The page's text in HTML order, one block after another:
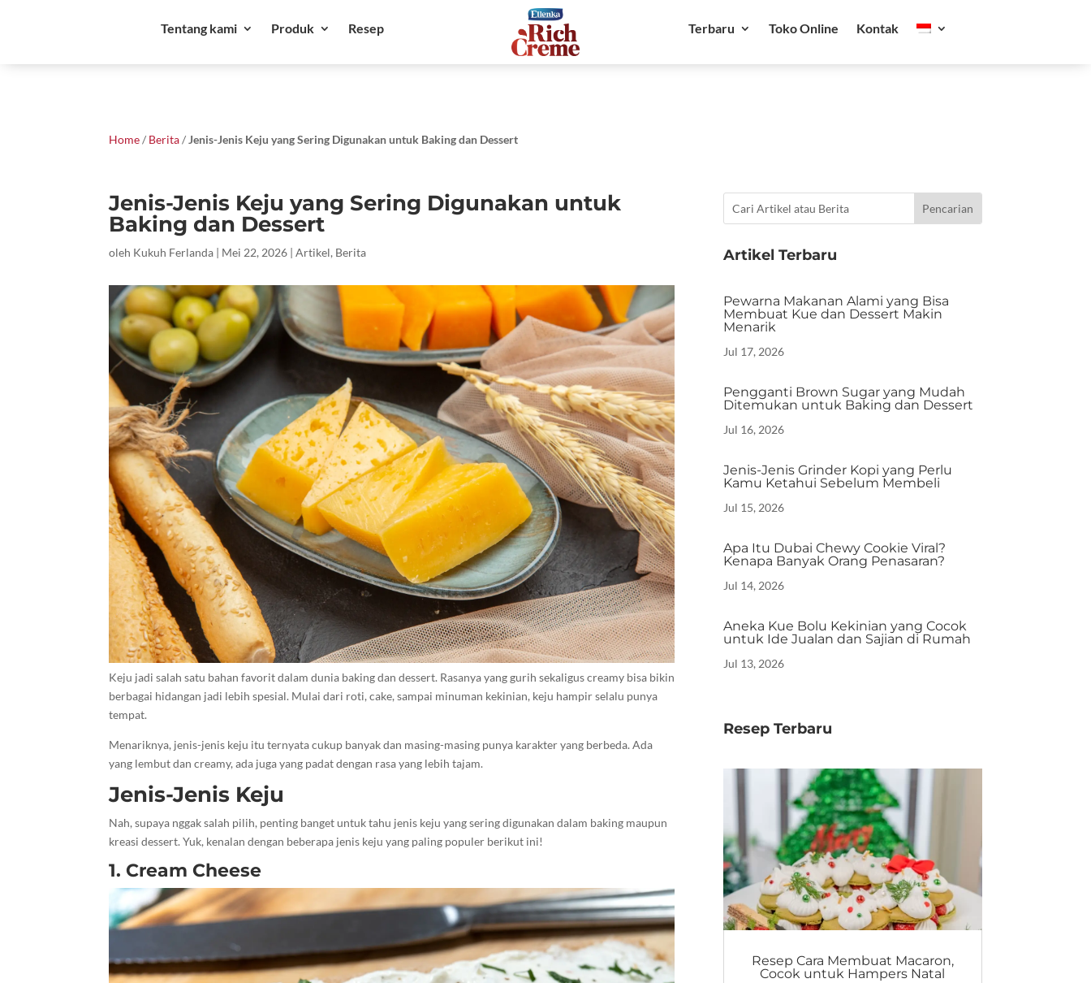
Tentang kami Produk Resep Terbaru Toko Online Kontak
Home/ Berita/ Jenis-Jenis Keju yang Sering Digunakan untuk Baking dan Dessert
Jenis-Jenis Keju yang Sering Digunakan untuk
Baking dan Dessert
oleh Kukuh Ferlanda | Mei 22, 2026 |Artikel, Berita
Keju jadi salah satu bahan favorit dalam dunia baking dan dessert. Rasanya yang gurih sekaligus creamy bisa bikin
berbagai hidangan jadi lebih spesial. Mulai dari roti, cake, sampai minuman kekinian, keju hampir selalu punya
tempat.
Menariknya, jenis-jenis keju itu ternyata cukup banyak dan masing-masing punya karakter yang berbeda. Ada
yang lembut dan creamy, ada juga yang padat dengan rasa yang lebih tajam.
Jenis-Jenis Keju
Nah, supaya nggak salah pilih, penting banget untuk tahu jenis keju yang sering digunakan dalam baking maupun
kreasi dessert. Yuk, kenalan dengan beberapa jenis keju yang paling populer berikut ini!
1. Cream Cheese
Artikel Terbaru
Pewarna Makanan Alami yang Bisa
Membuat Kue dan Dessert Makin
Menarik
Jul 17, 2026
Pengganti Brown Sugar yang Mudah
Ditemukan untuk Baking dan Dessert
Jul 16, 2026
Jenis-Jenis Grinder Kopi yang Perlu
Kamu Ketahui Sebelum Membeli
Jul 15, 2026
Apa Itu Dubai Chewy Cookie Viral?
Kenapa Banyak Orang Penasaran?
Jul 14, 2026
Aneka Kue Bolu Kekinian yang Cocok
untuk Ide Jualan dan Sajian di Rumah
Jul 13, 2026
Resep Terbaru
Resep Cara Membuat Macaron,
Cocok untuk Hampers Natal